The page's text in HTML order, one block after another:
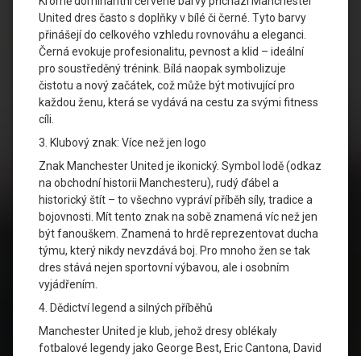
United dres často s doplňky v bílé či černé. Tyto barvy
přinášejí do celkového vzhledu rovnováhu a eleganci.
Černá evokuje profesionalitu, pevnost a klid – ideální
pro soustředěný trénink. Bílá naopak symbolizuje
čistotu a nový začátek, což může být motivující pro
každou ženu, která se vydává na cestu za svými fitness
cíli.
3. Klubový znak: Více než jen logo
Znak Manchester United je ikonický. Symbol lodě (odkaz
na obchodní historii Manchesteru), rudý ďábel a
historický štít – to všechno vypráví příběh síly, tradice a
bojovnosti. Mít tento znak na sobě znamená víc než jen
být fanouškem. Znamená to hrdě reprezentovat ducha
týmu, který nikdy nevzdává boj. Pro mnoho žen se tak
dres stává nejen sportovní výbavou, ale i osobním
vyjádřením.
4. Dědictví legend a silných příběhů
Manchester United je klub, jehož dresy oblékaly
fotbalové legendy jako George Best, Eric Cantona, David